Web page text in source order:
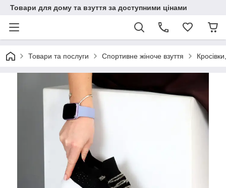
Товари для дому та взуття за доступними цінами
Товари та послуги Спортивне жіноче взуття